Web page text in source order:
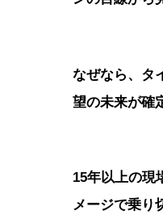
なぜなら、タ
望の未来が確
15年以上の現
メージで乗り